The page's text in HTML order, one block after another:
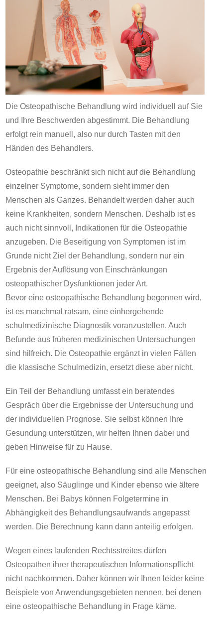
Die Osteopathische Behandlung wird individuell auf Sie
und Ihre Beschwerden abgestimmt. Die Behandlung
erfolgt rein manuell, also nur durch Tasten mit den
Händen des Behandlers.
Osteopathie beschränkt sich nicht auf die Behandlung
einzelner Symptome, sondern sieht immer den
Menschen als Ganzes. Behandelt werden daher auch
keine Krankheiten, sondern Menschen. Deshalb ist es
auch nicht sinnvoll, Indikationen für die Osteopathie
anzugeben. Die Beseitigung von Symptomen ist im
Grunde nicht Ziel der Behandlung, sondern nur ein
Ergebnis der Auflösung von Einschränkungen
osteopathischer Dysfunktionen jeder Art.
Bevor eine osteopathische Behandlung begonnen wird,
ist es manchmal ratsam, eine einhergehende
schulmedizinische Diagnostik voranzustellen. Auch
Befunde aus früheren medizinischen Untersuchungen
sind hilfreich. Die Osteopathie ergänzt in vielen Fällen
die klassische Schulmedizin, ersetzt diese aber nicht.
Ein Teil der Behandlung umfasst ein beratendes
Gespräch über die Ergebnisse der Untersuchung und
der individuellen Prognose. Sie selbst können Ihre
Gesundung unterstützen, wir helfen Ihnen dabei und
geben Hinweise für zu Hause.
Für eine osteopathische Behandlung sind alle Menschen
geeignet, also Säuglinge und Kinder ebenso wie ältere
Menschen. Bei Babys können Folgetermine in
Abhängigkeit des Behandlungsaufwands angepasst
werden. Die Berechnung kann dann anteilig erfolgen.
Wegen eines laufenden Rechtsstreites dürfen
Osteopathen ihrer therapeutischen Informationspflicht
nicht nachkommen. Daher können wir Ihnen leider keine
Beispiele von Anwendungsgebieten nennen, bei denen
eine osteopathische Behandlung in Frage käme.